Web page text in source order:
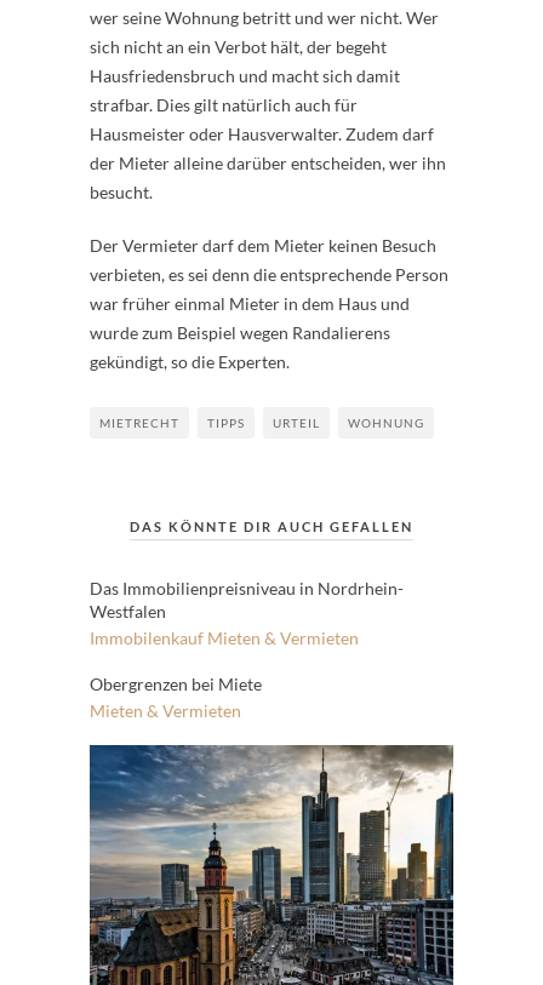
wer seine Wohnung betritt und wer nicht. Wer
sich nicht an ein Verbot hält, der begeht
Hausfriedensbruch und macht sich damit
strafbar. Dies gilt natürlich auch für
Hausmeister oder Hausverwalter. Zudem darf
der Mieter alleine darüber entscheiden, wer ihn
besucht.
Der Vermieter darf dem Mieter keinen Besuch
verbieten, es sei denn die entsprechende Person
war früher einmal Mieter in dem Haus und
wurde zum Beispiel wegen Randalierens
gekündigt, so die Experten.
MIETRECHT TIPPS URTEIL WOHNUNG
DAS KÖNNTE DIR AUCH GEFALLEN
Das Immobilienpreisniveau in Nordrhein-
Westfalen
Immobilenkauf Mieten & Vermieten
Obergrenzen bei Miete
Mieten & Vermieten